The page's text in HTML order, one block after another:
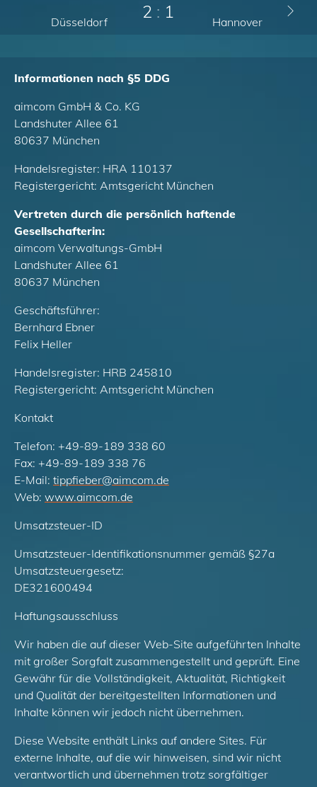
Düsseldorf 2 : 1 Hannover
Informationen nach §5 DDG
aimcom GmbH & Co. KG
Landshuter Allee 61
80637 München
Handelsregister: HRA 110137
Registergericht: Amtsgericht München
Vertreten durch die persönlich haftende
Gesellschafterin:
aimcom Verwaltungs-GmbH
Landshuter Allee 61
80637 München
Geschäftsführer:
Bernhard Ebner
Felix Heller
Handelsregister: HRB 245810
Registergericht: Amtsgericht München
Kontakt
Telefon: +49-89-189 338 60
Fax: +49-89-189 338 76
E-Mail: tippfieber@aimcom.de
Web: www.aimcom.de
Umsatzsteuer-ID
Umsatzsteuer-Identifikationsnummer gemäß §27a
Umsatzsteuergesetz:
DE321600494
Haftungsausschluss
Wir haben die auf dieser Web-Site aufgeführten Inhalte
mit großer Sorgfalt zusammengestellt und geprüft. Eine
Gewähr für die Vollständigkeit, Aktualität, Richtigkeit
und Qualität der bereitgestellten Informationen und
Inhalte können wir jedoch nicht übernehmen.
Diese Website enthält Links auf andere Sites. Für
externe Inhalte, auf die wir hinweisen, sind wir nicht
verantwortlich und übernehmen trotz sorgfältiger